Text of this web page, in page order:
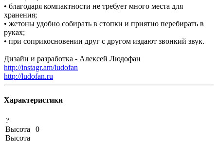
• благодаря компактности не требует много места для
хранения;
• жетоны удобно собирать в стопки и приятно перебирать в
руках;
• при соприкосновении друг с другом издают звонкий звук.
Дизайн и разработка - Алексей Людофан
http://instagr.am/ludofan
http://ludofan.ru
Характеристики
?
Высота
Высота
0